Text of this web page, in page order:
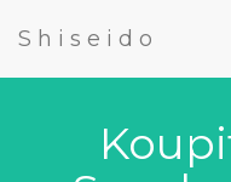
Shiseido